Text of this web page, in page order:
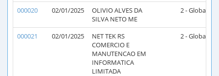
000020 02/01/2025
OLIVIO ALVES DA
SILVA NETO ME
2 - Global
000021 02/01/2025
NET TEK RS
COMERCIO E
MANUTENCAO EM
INFORMATICA
LIMITADA
2 - Global